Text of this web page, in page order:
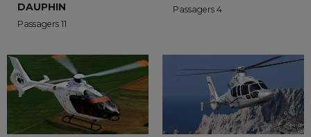
DAUPHIN
Passagers 11
Passagers 4